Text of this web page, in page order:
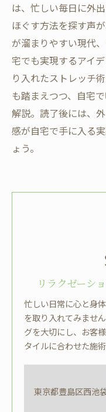
は、忙しい毎日に外
ほぐす方法を探す声
が溜まりやすい現代
宅でも実現するアイ
り入れたストレッチ
も踏まえつつ、自宅
解説。読了後には、
感が自宅で手に入る
ょう。
リラクゼーシ
忙しい日常に心と身
を取り入れてみませ
グを大切にし、お客
タイルに合わせた施
東京都豊島区西池